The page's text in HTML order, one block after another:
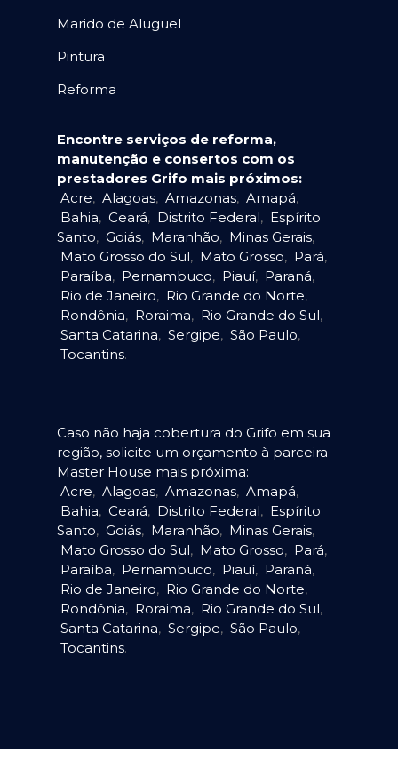
Marido de Aluguel
Pintura
Reforma
Encontre serviços de reforma,
manutenção e consertos com os
prestadores Grifo mais próximos:
Acre, Alagoas, Amazonas, Amapá,
Bahia, Ceará, Distrito Federal, Espírito
Santo, Goiás, Maranhão, Minas Gerais,
Mato Grosso do Sul, Mato Grosso, Pará,
Paraíba, Pernambuco, Piauí, Paraná,
Rio de Janeiro, Rio Grande do Norte,
Rondônia, Roraima, Rio Grande do Sul,
Santa Catarina, Sergipe, São Paulo,
Tocantins.
Caso não haja cobertura do Grifo em sua
região, solicite um orçamento à parceira
Master House mais próxima:
Acre, Alagoas, Amazonas, Amapá,
Bahia, Ceará, Distrito Federal, Espírito
Santo, Goiás, Maranhão, Minas Gerais,
Mato Grosso do Sul, Mato Grosso, Pará,
Paraíba, Pernambuco, Piauí, Paraná,
Rio de Janeiro, Rio Grande do Norte,
Rondônia, Roraima, Rio Grande do Sul,
Santa Catarina, Sergipe, São Paulo,
Tocantins.